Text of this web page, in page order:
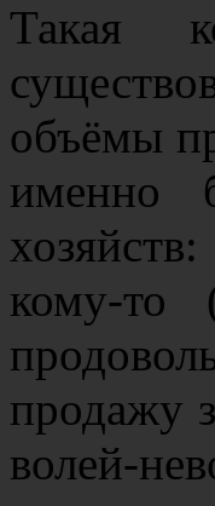
Такая
объёмы
именно
кому-то
продажу
волей-